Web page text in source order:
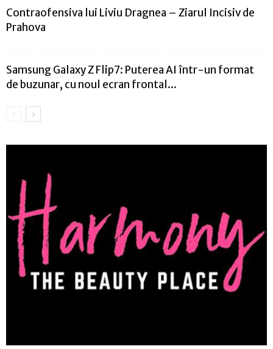
Contraofensiva lui Liviu Dragnea – Ziarul Incisiv de
Prahova
Samsung Galaxy Z Flip7: Puterea AI într-un format
de buzunar, cu noul ecran frontal...